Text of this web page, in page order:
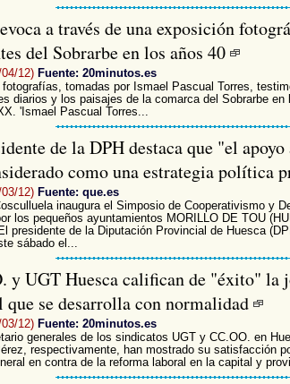
a través de una exposición
del Sobrarbe en los años 40
12) Fuente: 20minutos.es
fotografías, tomadas por Ismael Pascual Torres,
diarios y los paisajes de la comarca del Sobrarbe en
'Ismael Pascual Torres...
de la DPH destaca que "el
como una estrategia política
12) Fuente: que.es
inaugura el Simposio de Cooperativismo y
los pequeños ayuntamientos MORILLO DE TOU
presidente de la Diputación Provincial de Huesca
sábado el...
y UGT Huesca califican de "éxito" la
que se desarrolla con normalidad
12) Fuente: 20minutos.es
generales de los sindicatos UGT y CC.OO. en
respectivamente, han mostrado su satisfacción
en contra de la reforma laboral en la capital y